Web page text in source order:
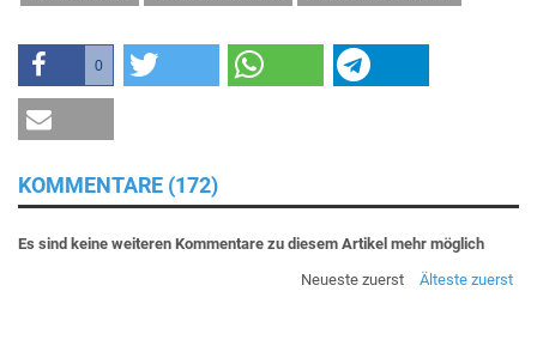
0
KOMMENTARE (172)
Es sind keine weiteren Kommentare zu diesem Artikel mehr möglich
Neueste zuerst
Älteste zuerst